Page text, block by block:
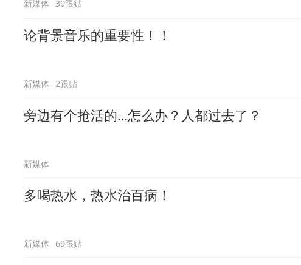
新媒体 39跟贴
论背景音乐的重要性！！
新媒体 2跟贴
旁边有个抢活的…怎么办？人都过去了？
新媒体
多喝热水，热水治百病！
新媒体 69跟贴